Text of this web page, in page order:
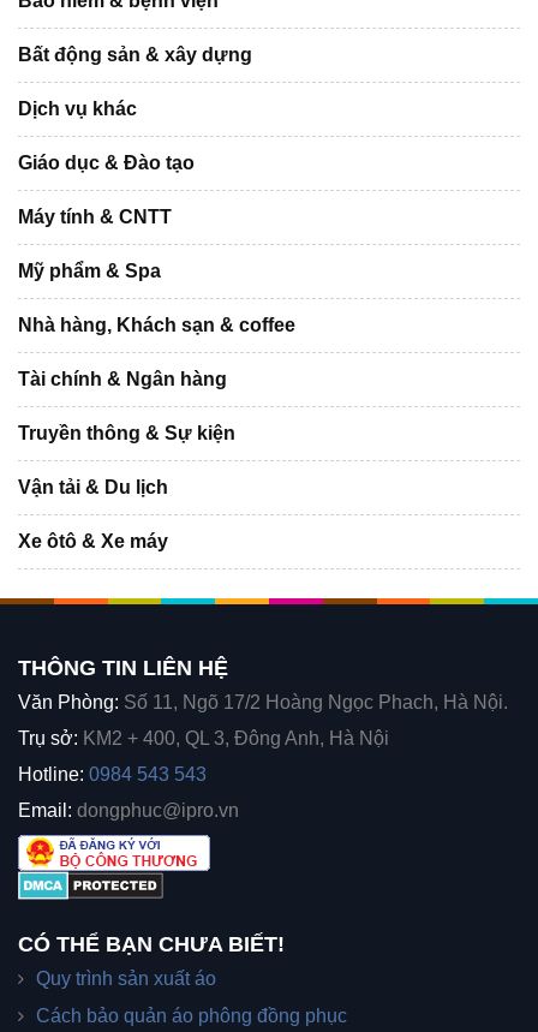
Bất động sản & xây dựng
Dịch vụ khác
Giáo dục & Đào tạo
Máy tính & CNTT
Mỹ phẩm & Spa
Nhà hàng, Khách sạn & coffee
Tài chính & Ngân hàng
Truyền thông & Sự kiện
Vận tải & Du lịch
Xe ôtô & Xe máy
THÔNG TIN LIÊN HỆ
Văn Phòng: Số 11, Ngõ 17/2 Hoàng Ngọc Phach, Hà Nội.
Trụ sở: KM2 + 400, QL 3, Đông Anh, Hà Nội
Hotline: 0984 543 543
Email: dongphuc@ipro.vn
CÓ THỂ BẠN CHƯA BIẾT!
Quy trình sản xuất áo
Cách bảo quản áo phông đồng phục